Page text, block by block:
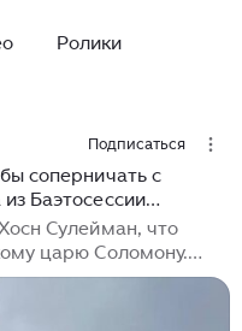
видами, но и
памятниками
Ролики
Подписаться
соперничать с
Баэтосессии
Сулейман, что
царю Соломону.
нашего времени,
Баэтосессия
античности